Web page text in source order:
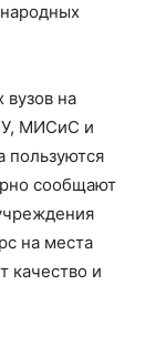
на
МИСиС и
пользуются
сообщают
на места
качество и